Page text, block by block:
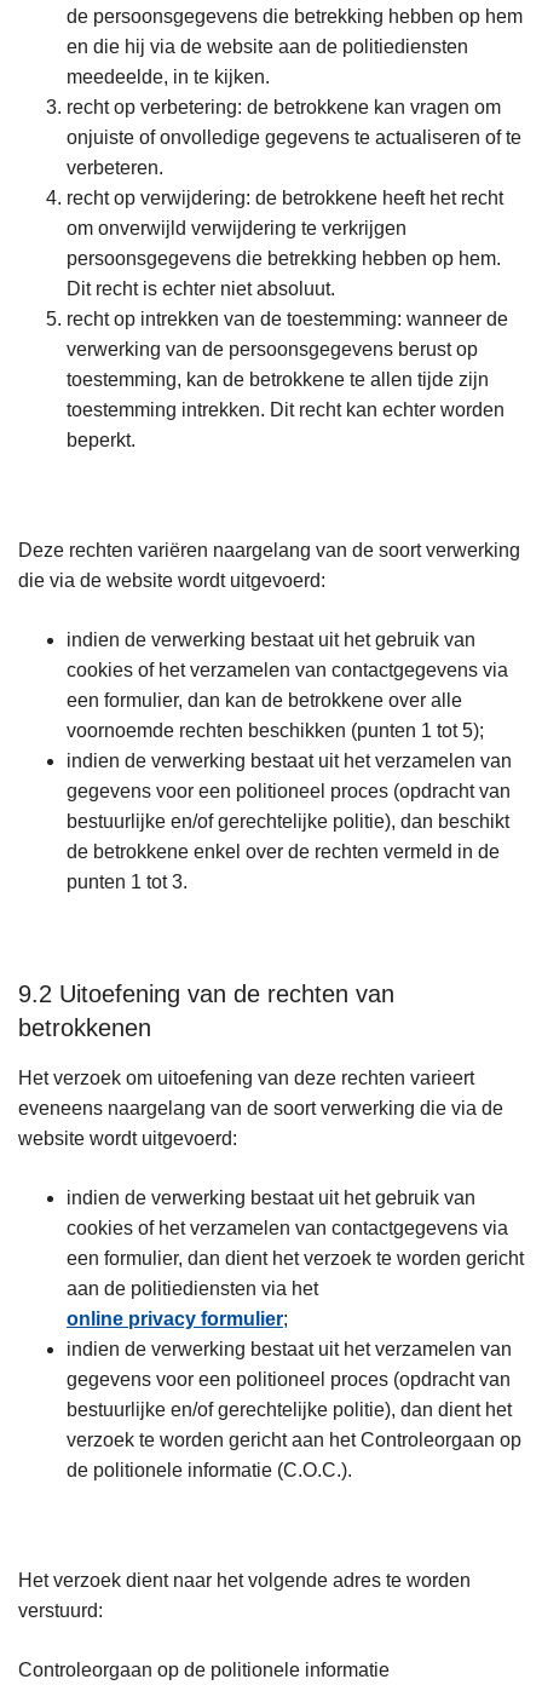
de persoonsgegevens die betrekking hebben op hem
en die hij via de website aan de politiediensten
meedeelde, in te kijken.
recht op verbetering: de betrokkene kan vragen om
onjuiste of onvolledige gegevens te actualiseren of te
verbeteren.
recht op verwijdering: de betrokkene heeft het recht
om onverwijld verwijdering te verkrijgen
persoonsgegevens die betrekking hebben op hem.
Dit recht is echter niet absoluut.
recht op intrekken van de toestemming: wanneer de
verwerking van de persoonsgegevens berust op
toestemming, kan de betrokkene te allen tijde zijn
toestemming intrekken. Dit recht kan echter worden
beperkt.
Deze rechten variëren naargelang van de soort verwerking
die via de website wordt uitgevoerd:
indien de verwerking bestaat uit het gebruik van
cookies of het verzamelen van contactgegevens via
een formulier, dan kan de betrokkene over alle
voornoemde rechten beschikken (punten 1 tot 5);
indien de verwerking bestaat uit het verzamelen van
gegevens voor een politioneel proces (opdracht van
bestuurlijke en/of gerechtelijke politie), dan beschikt
de betrokkene enkel over de rechten vermeld in de
punten 1 tot 3.
9.2 Uitoefening van de rechten van
betrokkenen
Het verzoek om uitoefening van deze rechten varieert
eveneens naargelang van de soort verwerking die via de
website wordt uitgevoerd:
indien de verwerking bestaat uit het gebruik van
cookies of het verzamelen van contactgegevens via
een formulier, dan dient het verzoek te worden gericht
aan de politiediensten via het
online privacy formulier;
indien de verwerking bestaat uit het verzamelen van
gegevens voor een politioneel proces (opdracht van
bestuurlijke en/of gerechtelijke politie), dan dient het
verzoek te worden gericht aan het Controleorgaan op
de politionele informatie (C.O.C.).
Het verzoek dient naar het volgende adres te worden
verstuurd:
Controleorgaan op de politionele informatie